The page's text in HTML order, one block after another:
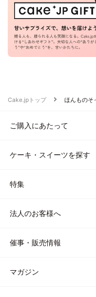
Cake.jpトップ ほんものそ
ご購入にあたって
ケーキ・スイーツを探す
特集
法人のお客様へ
催事・販売情報
マガジン